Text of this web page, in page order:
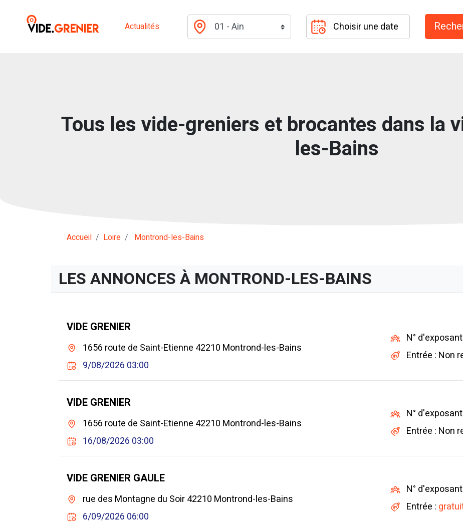
Actualités
Tous les vide-greniers et brocantes dans la
les-Bains
Accueil Loire Montrond-les-Bains
LES ANNONCES À MONTROND-LES-BAINS
VIDE GRENIER
1656 route de Saint-Etienne 42210 Montrond-les-Bains
9/08/2026 03:00
N°
Entrée : Non
VIDE GRENIER
1656 route de Saint-Etienne 42210 Montrond-les-Bains
16/08/2026 03:00
N°
Entrée : Non
VIDE GRENIER GAULE
rue des Montagne du Soir 42210 Montrond-les-Bains
6/09/2026 06:00
N°
Entrée :